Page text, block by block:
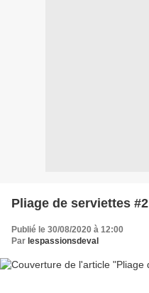
Pliage de serviettes #2
Publié le 30/08/2020 à 12:00
Par lespassionsdeval